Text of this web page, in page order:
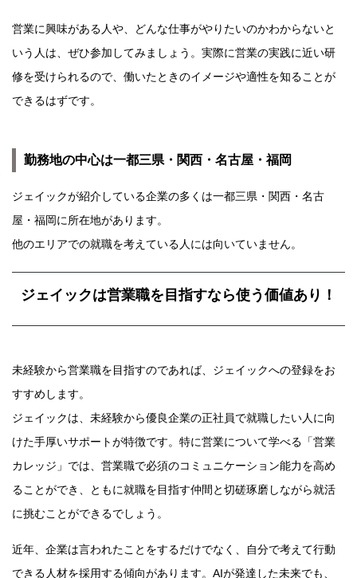
営業に興味がある人や、どんな仕事がやりたいのかわからないと
いう人は、ぜひ参加してみましょう。実際に営業の実践に近い研
修を受けられるので、働いたときのイメージや適性を知ることが
できるはずです。
勤務地の中心は一都三県・関西・名古屋・福岡
ジェイックが紹介している企業の多くは一都三県・関西・名古
屋・福岡に所在地があります。
他のエリアでの就職を考えている人には向いていません。
ジェイックは営業職を目指すなら使う価値あり！
未経験から営業職を目指すのであれば、ジェイックへの登録をお
すすめします。
ジェイックは、未経験から優良企業の正社員で就職したい人に向
けた手厚いサポートが特徴です。特に営業について学べる「営業
カレッジ」では、営業職で必須のコミュニケーション能力を高め
ることができ、ともに就職を目指す仲間と切磋琢磨しながら就活
に挑むことができるでしょう。
近年、企業は言われたことをするだけでなく、自分で考えて行動
できる人材を採用する傾向があります。AIが発達した未来でも、